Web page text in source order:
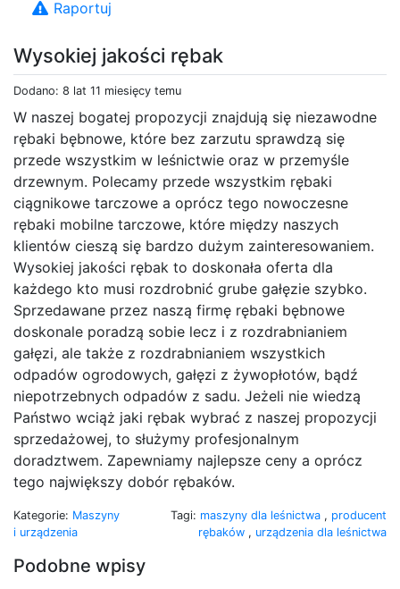
Wysokiej jakości rębak
Dodano: 8 lat 11 miesięcy temu
W naszej bogatej propozycji znajdują się niezawodne
rębaki bębnowe, które bez zarzutu sprawdzą się
przede wszystkim w leśnictwie oraz w przemyśle
drzewnym. Polecamy przede wszystkim rębaki
ciągnikowe tarczowe a oprócz tego nowoczesne
rębaki mobilne tarczowe, które między naszych
klientów cieszą się bardzo dużym zainteresowaniem.
Wysokiej jakości rębak to doskonała oferta dla
każdego kto musi rozdrobnić grube gałęzie szybko.
Sprzedawane przez naszą firmę rębaki bębnowe
doskonale poradzą sobie lecz i z rozdrabnianiem
gałęzi, ale także z rozdrabnianiem wszystkich
odpadów ogrodowych, gałęzi z żywopłotów, bądź
niepotrzebnych odpadów z sadu. Jeżeli nie wiedzą
Państwo wciąż jaki rębak wybrać z naszej propozycji
sprzedażowej, to służymy profesjonalnym
doradztwem. Zapewniamy najlepsze ceny a oprócz
tego największy dobór rębaków.
Kategorie: Maszyny
i urządzenia
Tagi: maszyny dla leśnictwa , producent
rębaków , urządzenia dla leśnictwa
Podobne wpisy
Raportuj